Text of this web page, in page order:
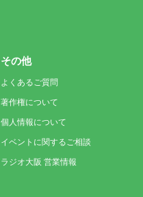
その他
よくあるご質問
著作権について
個人情報について
イベントに関するご相談
ラジオ大阪 営業情報